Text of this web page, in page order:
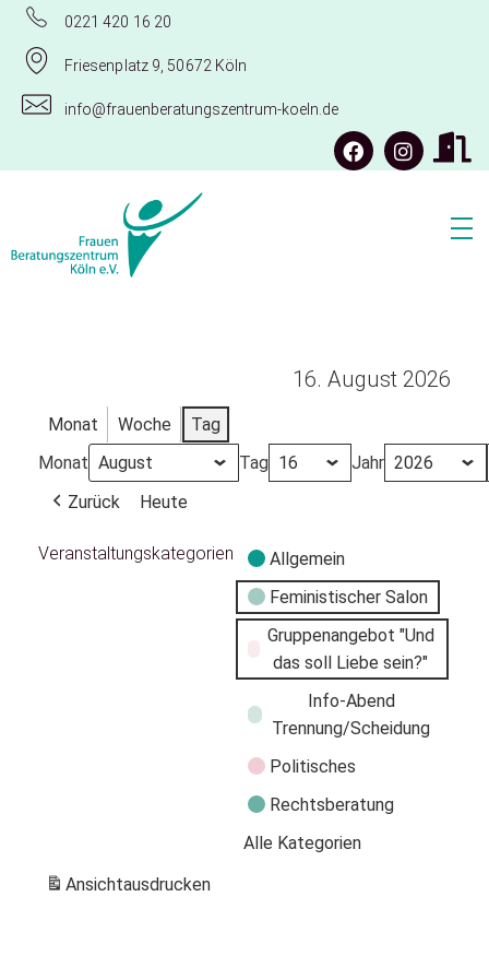
0221 420 16 20
Friesenplatz 9, 50672 Köln
info@frauenberatungszentrum-koeln.de
16. August 2026
Monat Woche
Tag
Monat
Tag
Jahr
Zurück
Heute
Veranstaltungskategorien
Allgemein
Feministischer Salon
Gruppenangebot "Und
das soll Liebe sein?"
Info-Abend
Trennung/Scheidung
Politisches
Rechtsberatung
Alle Kategorien
Ansichtausdrucken